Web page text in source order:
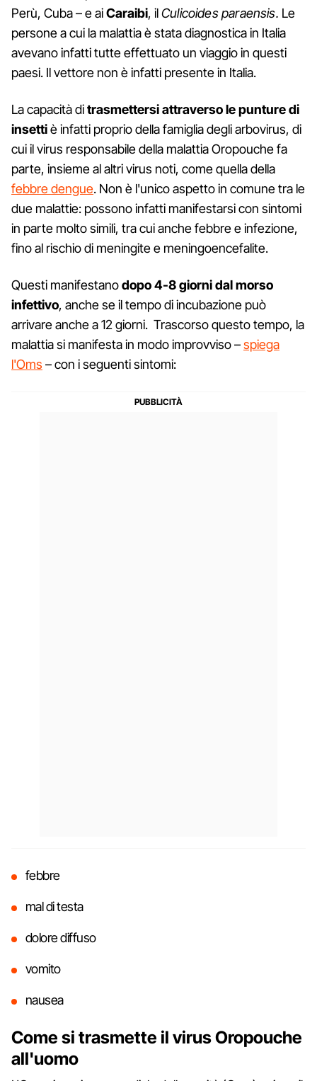
Perù, Cuba – e aiCaraibi, ilCulicoides paraensis. Le
persone a cui la malattia è stata diagnostica in Italia
avevano infatti tutte effettuato un viaggio in questi
paesi. Il vettore non è infatti presente in Italia.
La capacità ditrasmettersi attraverso le punture di
insettiè infatti proprio della famiglia degli arbovirus, di
cui il virus responsabile della malattia Oropouche fa
parte, insieme al altri virus noti, come quella della
febbre dengue. Non è l'unico aspetto in comune tra le
due malattie: possono infatti manifestarsi con sintomi
in parte molto simili, tra cui anche febbre e infezione,
fino al rischio di meningite e meningoencefalite.
Questi manifestanodopo 4-8 giorni dal morso
infettivo, anche se il tempo di incubazione può
arrivare anche a 12 giorni. Trascorso questo tempo, la
malattia si manifesta in modo improvviso –spiega
l'Oms – con i seguenti sintomi:
febbre
mal di testa
dolore diffuso
vomito
nausea
Come si trasmette il virus Oropouche
all'uomo